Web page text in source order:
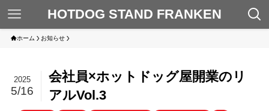
HOTDOG STAND FRANKEN
ホーム お知らせ
会社員×ホットドッグ屋開業のリ
アルVol.3
2025
5/16